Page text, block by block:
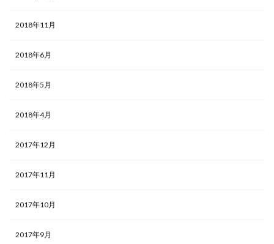
2018年11月
2018年6月
2018年5月
2018年4月
2017年12月
2017年11月
2017年10月
2017年9月